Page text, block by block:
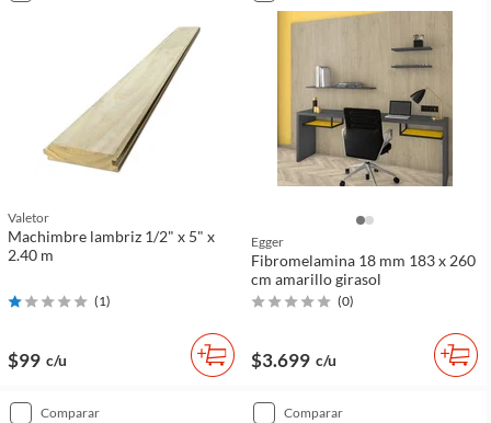
Valetor
Machimbre lambriz 1/2" x 5" x
2.40 m
(1)
$99 c/u
Egger
Fibromelamina 18 mm 183 x 260
cm amarillo girasol
(0)
$3.699 c/u
comparar comparar